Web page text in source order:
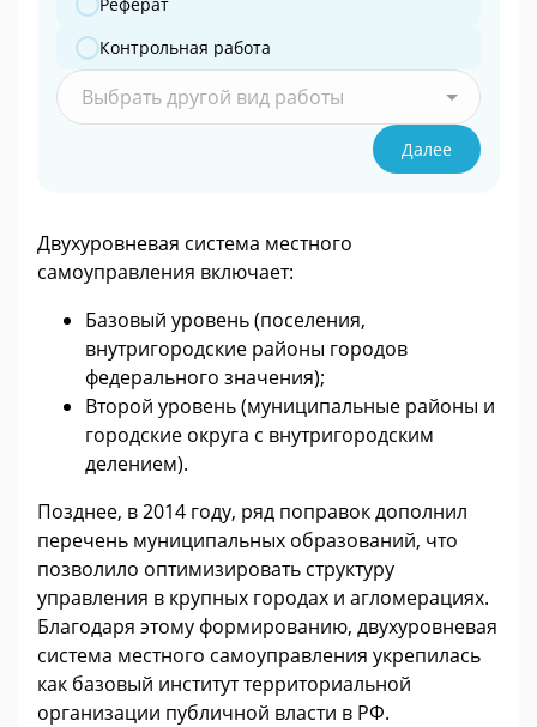
Контрольная работа
Выбрать другой вид работы
Далее
Двухуровневая система местного
самоуправления включает:
Базовый уровень (поселения,
внутригородские районы городов
федерального значения);
Второй уровень (муниципальные районы и
городские округа с внутригородским
делением).
Позднее, в 2014 году, ряд поправок дополнил
перечень муниципальных образований, что
позволило оптимизировать структуру
управления в крупных городах и агломерациях.
Благодаря этому формированию, двухуровневая
система местного самоуправления укрепилась
как базовый институт территориальной
организации публичной власти в РФ.